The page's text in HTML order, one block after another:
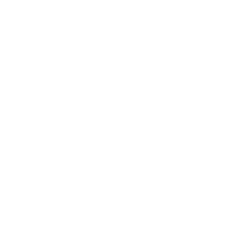
გასმის ჟესტები.